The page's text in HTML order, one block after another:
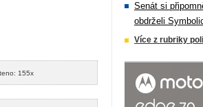
155x
Senát si
obdrželi
Více z rubriky